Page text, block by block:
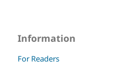
Information
For Readers